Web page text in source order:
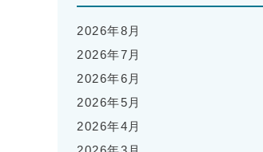
2026年8月
2026年7月
2026年6月
2026年5月
2026年4月